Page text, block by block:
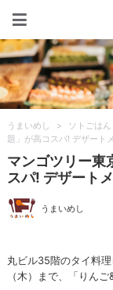
うまいめし > ソトごはん
題」が高コスパ! デザート
マンゴツリー東
スパ! デザート
うまいめし
丸ビル35階のタイ料
（木）まで、「りん